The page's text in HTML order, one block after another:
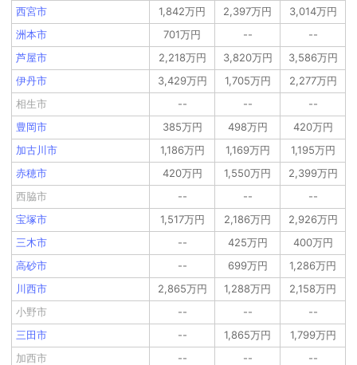
西宮市
1,842万円 2,397万円
3,014万円
洲本市
701万円 --
--
芦屋市
2,218万円 3,820万円
3,586万円
伊丹市
3,429万円 1,705万円
2,277万円
相生市
-- --
--
豊岡市
385万円 498万円
420万円
加古川市
1,186万円 1,169万円
1,195万円
赤穂市
420万円 1,550万円
2,399万円
西脇市
-- --
--
宝塚市
1,517万円 2,186万円
2,926万円
三木市
-- 425万円
400万円
高砂市
-- 699万円
1,286万円
川西市
2,865万円 1,288万円
2,158万円
小野市
-- --
--
三田市
-- 1,865万円
1,799万円
加西市
-- --
--